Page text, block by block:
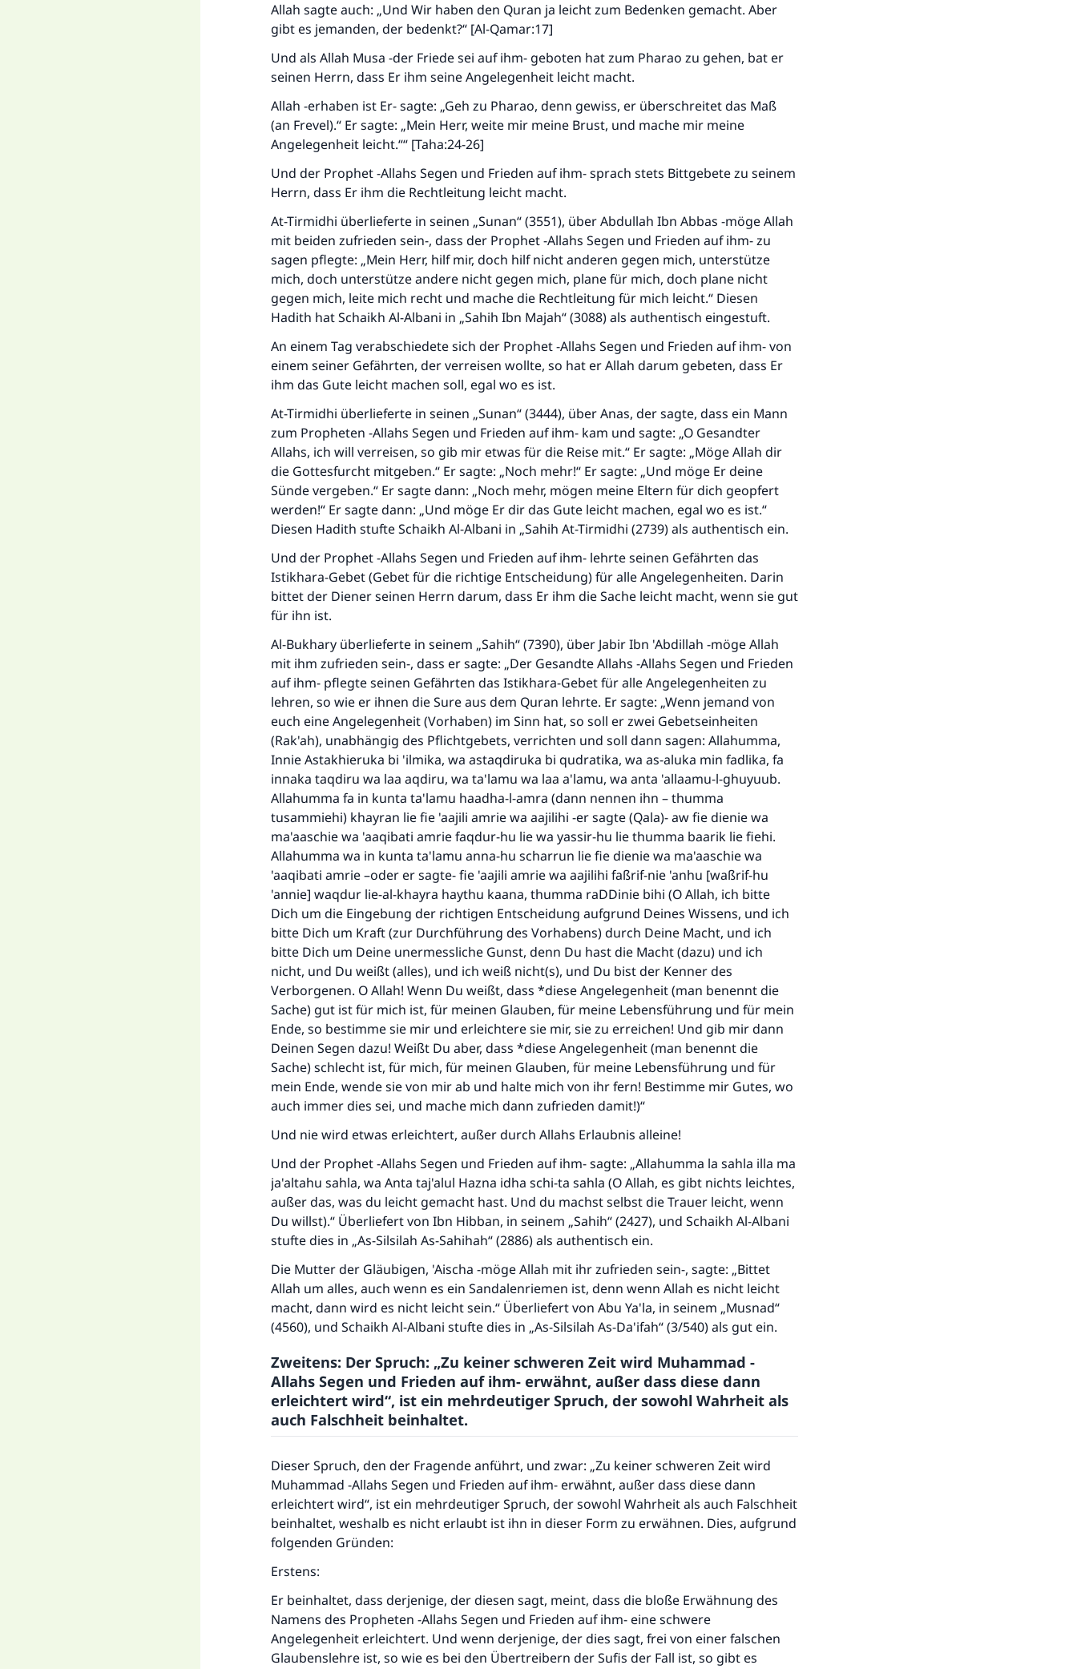
Allah sagte auch: „Und Wir haben den Quran ja leicht zum Bedenken gemacht. Aber
gibt es jemanden, der bedenkt?“ [Al-Qamar:17]
Und als Allah Musa -der Friede sei auf ihm- geboten hat zum Pharao zu gehen, bat er
seinen Herrn, dass Er ihm seine Angelegenheit leicht macht.
Allah -erhaben ist Er- sagte: „Geh zu Pharao, denn gewiss, er überschreitet das Maß
(an Frevel).“ Er sagte: „Mein Herr, weite mir meine Brust, und mache mir meine
Angelegenheit leicht.““ [Taha:24-26]
Und der Prophet -Allahs Segen und Frieden auf ihm- sprach stets Bittgebete zu seinem
Herrn, dass Er ihm die Rechtleitung leicht macht.
At-Tirmidhi überlieferte in seinen „Sunan“ (3551), über Abdullah Ibn Abbas -möge Allah
mit beiden zufrieden sein-, dass der Prophet -Allahs Segen und Frieden auf ihm- zu
sagen pflegte: „Mein Herr, hilf mir, doch hilf nicht anderen gegen mich, unterstütze
mich, doch unterstütze andere nicht gegen mich, plane für mich, doch plane nicht
gegen mich, leite mich recht und mache die Rechtleitung für mich leicht.“ Diesen
Hadith hat Schaikh Al-Albani in „Sahih Ibn Majah“ (3088) als authentisch eingestuft.
An einem Tag verabschiedete sich der Prophet -Allahs Segen und Frieden auf ihm- von
einem seiner Gefährten, der verreisen wollte, so hat er Allah darum gebeten, dass Er
ihm das Gute leicht machen soll, egal wo es ist.
At-Tirmidhi überlieferte in seinen „Sunan“ (3444), über Anas, der sagte, dass ein Mann
zum Propheten -Allahs Segen und Frieden auf ihm- kam und sagte: „O Gesandter
Allahs, ich will verreisen, so gib mir etwas für die Reise mit.“ Er sagte: „Möge Allah dir
die Gottesfurcht mitgeben.“ Er sagte: „Noch mehr!“ Er sagte: „Und möge Er deine
Sünde vergeben.“ Er sagte dann: „Noch mehr, mögen meine Eltern für dich geopfert
werden!“ Er sagte dann: „Und möge Er dir das Gute leicht machen, egal wo es ist.“
Diesen Hadith stufte Schaikh Al-Albani in „Sahih At-Tirmidhi (2739) als authentisch ein.
Und der Prophet -Allahs Segen und Frieden auf ihm- lehrte seinen Gefährten das
Istikhara-Gebet (Gebet für die richtige Entscheidung) für alle Angelegenheiten. Darin
bittet der Diener seinen Herrn darum, dass Er ihm die Sache leicht macht, wenn sie gut
für ihn ist.
Al-Bukhary überlieferte in seinem „Sahih“ (7390), über Jabir Ibn 'Abdillah -möge Allah
mit ihm zufrieden sein-, dass er sagte: „Der Gesandte Allahs -Allahs Segen und Frieden
auf ihm- pflegte seinen Gefährten das Istikhara-Gebet für alle Angelegenheiten zu
lehren, so wie er ihnen die Sure aus dem Quran lehrte. Er sagte: „Wenn jemand von
euch eine Angelegenheit (Vorhaben) im Sinn hat, so soll er zwei Gebetseinheiten
(Rak'ah), unabhängig des Pflichtgebets, verrichten und soll dann sagen: Allahumma,
Innie Astakhieruka bi 'ilmika, wa astaqdiruka bi qudratika, wa as-aluka min fadlika, fa
innaka taqdiru wa laa aqdiru, wa ta'lamu wa laa a'lamu, wa anta 'allaamu-l-ghuyuub.
Allahumma fa in kunta ta'lamu haadha-l-amra (dann nennen ihn – thumma
tusammiehi) khayran lie fie 'aajili amrie wa aajilihi -er sagte (Qala)- aw fie dienie wa
ma'aaschie wa 'aaqibati amrie faqdur-hu lie wa yassir-hu lie thumma baarik lie fiehi.
Allahumma wa in kunta ta'lamu anna-hu scharrun lie fie dienie wa ma'aaschie wa
'aaqibati amrie –oder er sagte- fie 'aajili amrie wa aajilihi faßrif-nie 'anhu [waßrif-hu
'annie] waqdur lie-al-khayra haythu kaana, thumma raDDinie bihi (O Allah, ich bitte
Dich um die Eingebung der richtigen Entscheidung aufgrund Deines Wissens, und ich
bitte Dich um Kraft (zur Durchführung des Vorhabens) durch Deine Macht, und ich
bitte Dich um Deine unermessliche Gunst, denn Du hast die Macht (dazu) und ich
nicht, und Du weißt (alles), und ich weiß nicht(s), und Du bist der Kenner des
Verborgenen. O Allah! Wenn Du weißt, dass *diese Angelegenheit (man benennt die
Sache) gut ist für mich ist, für meinen Glauben, für meine Lebensführung und für mein
Ende, so bestimme sie mir und erleichtere sie mir, sie zu erreichen! Und gib mir dann
Deinen Segen dazu! Weißt Du aber, dass *diese Angelegenheit (man benennt die
Sache) schlecht ist, für mich, für meinen Glauben, für meine Lebensführung und für
mein Ende, wende sie von mir ab und halte mich von ihr fern! Bestimme mir Gutes, wo
auch immer dies sei, und mache mich dann zufrieden damit!)“
Und nie wird etwas erleichtert, außer durch Allahs Erlaubnis alleine!
Und der Prophet -Allahs Segen und Frieden auf ihm- sagte: „Allahumma la sahla illa ma
ja'altahu sahla, wa Anta taj'alul Hazna idha schi-ta sahla (O Allah, es gibt nichts leichtes,
außer das, was du leicht gemacht hast. Und du machst selbst die Trauer leicht, wenn
Du willst).“ Überliefert von Ibn Hibban, in seinem „Sahih“ (2427), und Schaikh Al-Albani
stufte dies in „As-Silsilah As-Sahihah“ (2886) als authentisch ein.
Die Mutter der Gläubigen, 'Aischa -möge Allah mit ihr zufrieden sein-, sagte: „Bittet
Allah um alles, auch wenn es ein Sandalenriemen ist, denn wenn Allah es nicht leicht
macht, dann wird es nicht leicht sein.“ Überliefert von Abu Ya'la, in seinem „Musnad“
(4560), und Schaikh Al-Albani stufte dies in „As-Silsilah As-Da'ifah“ (3/540) als gut ein.
Zweitens: Der Spruch: „Zu keiner schweren Zeit wird Muhammad -
Allahs Segen und Frieden auf ihm- erwähnt, außer dass diese dann
erleichtert wird“, ist ein mehrdeutiger Spruch, der sowohl Wahrheit als
auch Falschheit beinhaltet.
Dieser Spruch, den der Fragende anführt, und zwar: „Zu keiner schweren Zeit wird
Muhammad -Allahs Segen und Frieden auf ihm- erwähnt, außer dass diese dann
erleichtert wird“, ist ein mehrdeutiger Spruch, der sowohl Wahrheit als auch Falschheit
beinhaltet, weshalb es nicht erlaubt ist ihn in dieser Form zu erwähnen. Dies, aufgrund
folgenden Gründen:
Erstens:
Er beinhaltet, dass derjenige, der diesen sagt, meint, dass die bloße Erwähnung des
Namens des Propheten -Allahs Segen und Frieden auf ihm- eine schwere
Angelegenheit erleichtert. Und wenn derjenige, der dies sagt, frei von einer falschen
Glaubenslehre ist, so wie es bei den Übertreibern der Sufis der Fall ist, so gibt es
Die Antwort Nr. 110845 rettete eine Ehe.
Unterstütze die Arbeit von Islam Q&A
Der Prophet -Allahs Segen und Frieden auf ihm- sagte:
"Wer zum Guten aufruft, hat den Lohn desjenigen, der sie
durchführt."
Beitrag dazu